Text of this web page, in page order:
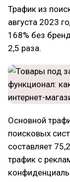
Трафик из
августа 2023
168% без
2,5 раза.
Основной
поисковых
составляет
трафик с